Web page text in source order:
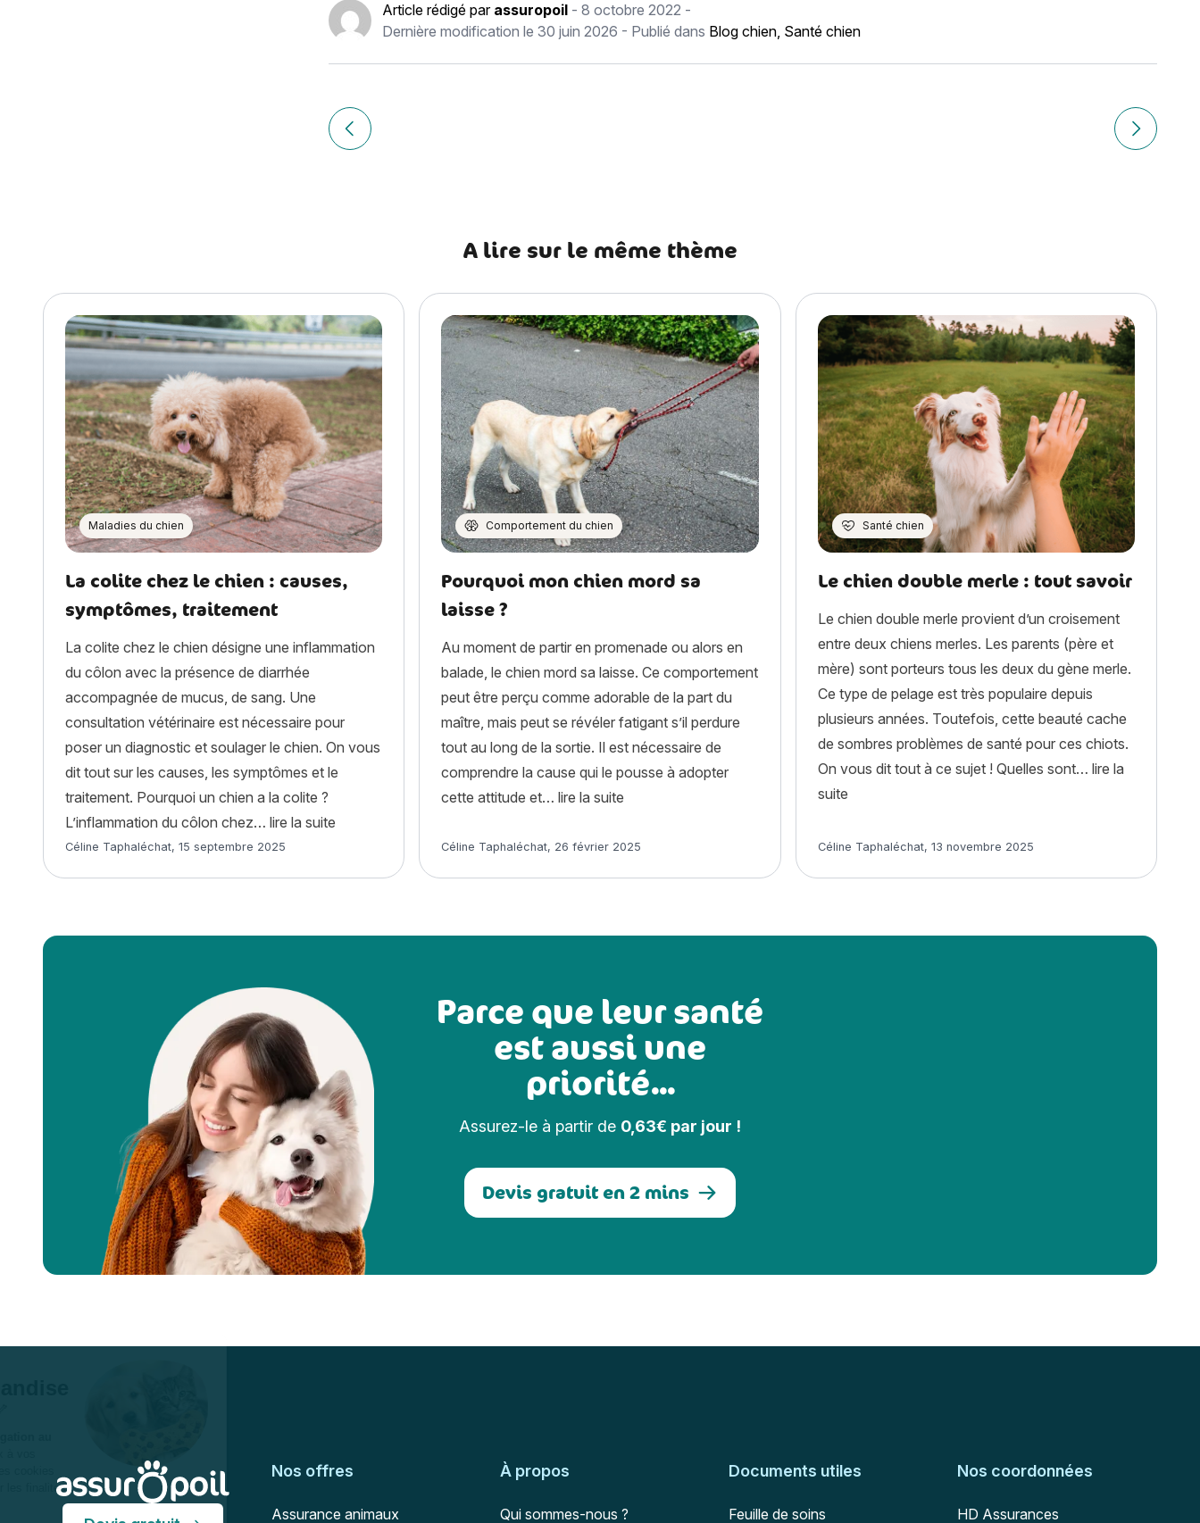
Article rédigé par assuropoil - 8 octobre 2022 -
Dernière modification le 30 juin 2026 - Publié dans Blog chien, Santé chien
Navigation
de
Article précédent Dentition chien : comment brosser les dents de son chien ? Article
A lire sur le même thème
Maladies du chien
La colite chez le chien : causes,
symptômes, traitement
La colite chez le chien désigne une inflammation
du côlon avec la présence de diarrhée
accompagnée de mucus, de sang. Une
consultation vétérinaire est nécessaire pour
poser un diagnostic et soulager le chien. On vous
dit tout sur les causes, les symptômes et le
traitement. Pourquoi un chien a la colite ?
L’inflammation du côlon chez… lire la suite
Article rédigé par
Céline Taphaléchat, 15 septembre 2025
Comportement du chien
Pourquoi mon chien mord sa
laisse ?
Au moment de partir en promenade ou alors en
balade, le chien mord sa laisse. Ce comportement
peut être perçu comme adorable de la part du
maître, mais peut se révéler fatigant s’il perdure
tout au long de la sortie. Il est nécessaire de
comprendre la cause qui le pousse à adopter
cette attitude et…lire la suite « Pourquoi mon chien mord sa laisse ? »
Article rédigé par
Céline Taphaléchat, 26 février 2025
Santé chien
Le chien double merle : tout savoir
Le chien double merle provient d’un croisement
entre deux chiens merles. Les parents (père et
mère) sont porteurs tous les deux du gène merle.
Ce type de pelage est très populaire depuis
plusieurs années. Toutefois, cette beauté cache
de sombres problèmes de santé pour ces chiots.
On vous dit tout à ce sujet ! Quelles sont… lire la
suite« Le chien double merle : tout savoir »
Article rédigé par
Céline Taphaléchat, 13 novembre 2025
Parce que leur santé
est aussi une
priorité...
Assurez-le à partir de 0,63€ par jour !
Devis gratuit en 2 mins
Nos offres
Assurance animaux
À propos
Qui sommes-nous ?
Documents utiles
Feuille de soins
Nos coordonnées
Adresse postale
HD Assurances